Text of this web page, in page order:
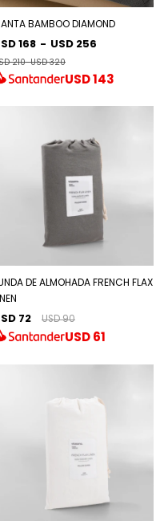
BAMBOO DIAMOND
168 - USD 256
210-USD 320
USD143
DE ALMOHADA FRENCH FLAX
72 USD 90
USD61